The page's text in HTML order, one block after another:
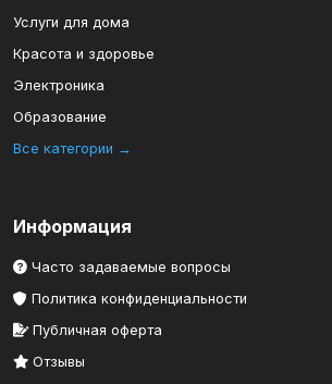
Услуги для дома
Красота и здоровье
Электроника
Образование
Все категории →
Информация
Часто задаваемые вопросы
Политика конфиденциальности
Публичная оферта
Отзывы